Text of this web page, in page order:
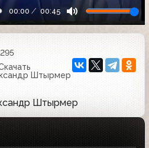
00:00 00:45
Штырмер
Штырмер